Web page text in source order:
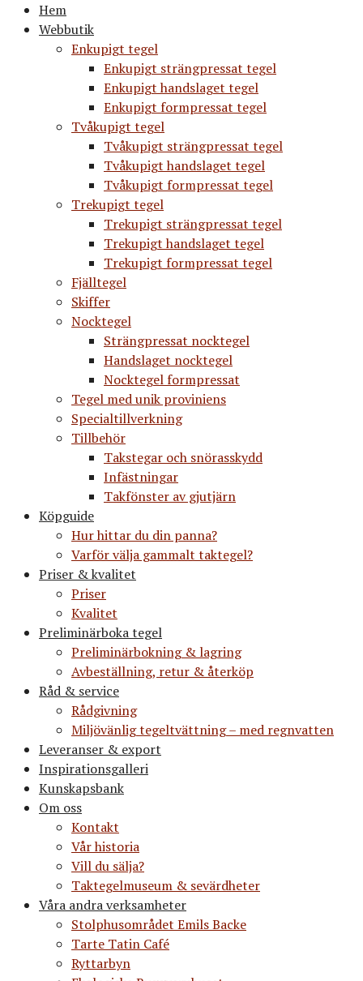
Hem
Webbutik
Enkupigt tegel
Enkupigt strängpressat tegel
Enkupigt handslaget tegel
Enkupigt formpressat tegel
Tvåkupigt tegel
Tvåkupigt strängpressat tegel
Tvåkupigt handslaget tegel
Tvåkupigt formpressat tegel
Trekupigt tegel
Trekupigt strängpressat tegel
Trekupigt handslaget tegel
Trekupigt formpressat tegel
Fjälltegel
Skiffer
Nocktegel
Strängpressat nocktegel
Handslaget nocktegel
Nocktegel formpressat
Tegel med unik proviniens
Specialtillverkning
Tillbehör
Takstegar och snörasskydd
Infästningar
Takfönster av gjutjärn
Köpguide
Hur hittar du din panna?
Varför välja gammalt taktegel?
Priser & kvalitet
Priser
Kvalitet
Preliminärboka tegel
Preliminärbokning & lagring
Avbeställning, retur & återköp
Råd & service
Rådgivning
Miljövänlig tegeltvättning – med regnvatten
Leveranser & export
Inspirationsgalleri
Kunskapsbank
Om oss
Kontakt
Vår historia
Vill du sälja?
Taktegelmuseum & sevärdheter
Våra andra verksamheter
Stolphusområdet Emils Backe
Tarte Tatin Café
Ryttarbyn